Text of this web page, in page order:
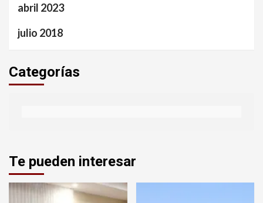
abril 2023
julio 2018
Categorías
Te pueden interesar